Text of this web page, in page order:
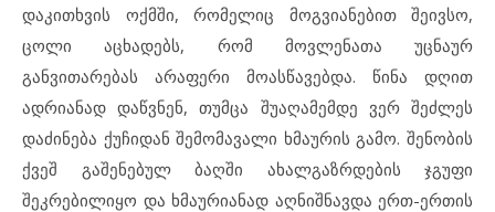
დაკითხვის ოქმში, რომელიც მოგვიანებით შეივსო,
ცოლი აცხადებს, რომ მოვლენათა უცნაურ
განვითარებას არაფერი მოასწავებდა. წინა დღით
ადრიანად დაწვნენ, თუმცა შუაღამემდე ვერ შეძლეს
დაძინება ქუჩიდან შემომავალი ხმაურის გამო. შენობის
ქვეშ გაშენებულ ბაღში ახალგაზრდების ჯგუფი
შეკრებილიყო და ხმაურიანად აღნიშნავდა ერთ-ერთის